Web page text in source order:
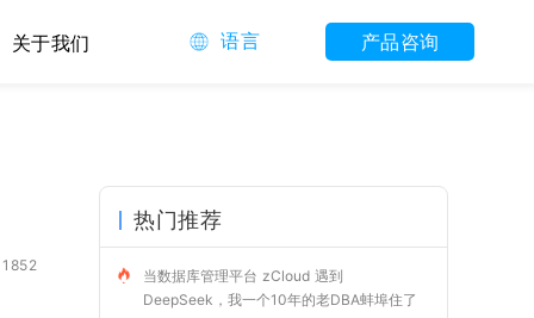
关于我们 语言 产品咨询
1852
热门推荐
当数据库管理平台 zCloud 遇到
DeepSeek，我一个10年的老DBA蚌埠住了